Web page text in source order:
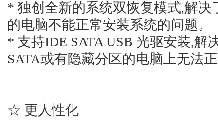
* 独创全新的系统双恢复模式,解决
的电脑不能正常安装系统的问题。
* 支持IDE SATA USB 光驱安装,解
SATA或有隐藏分区的电脑上无法
☆ 更人性化